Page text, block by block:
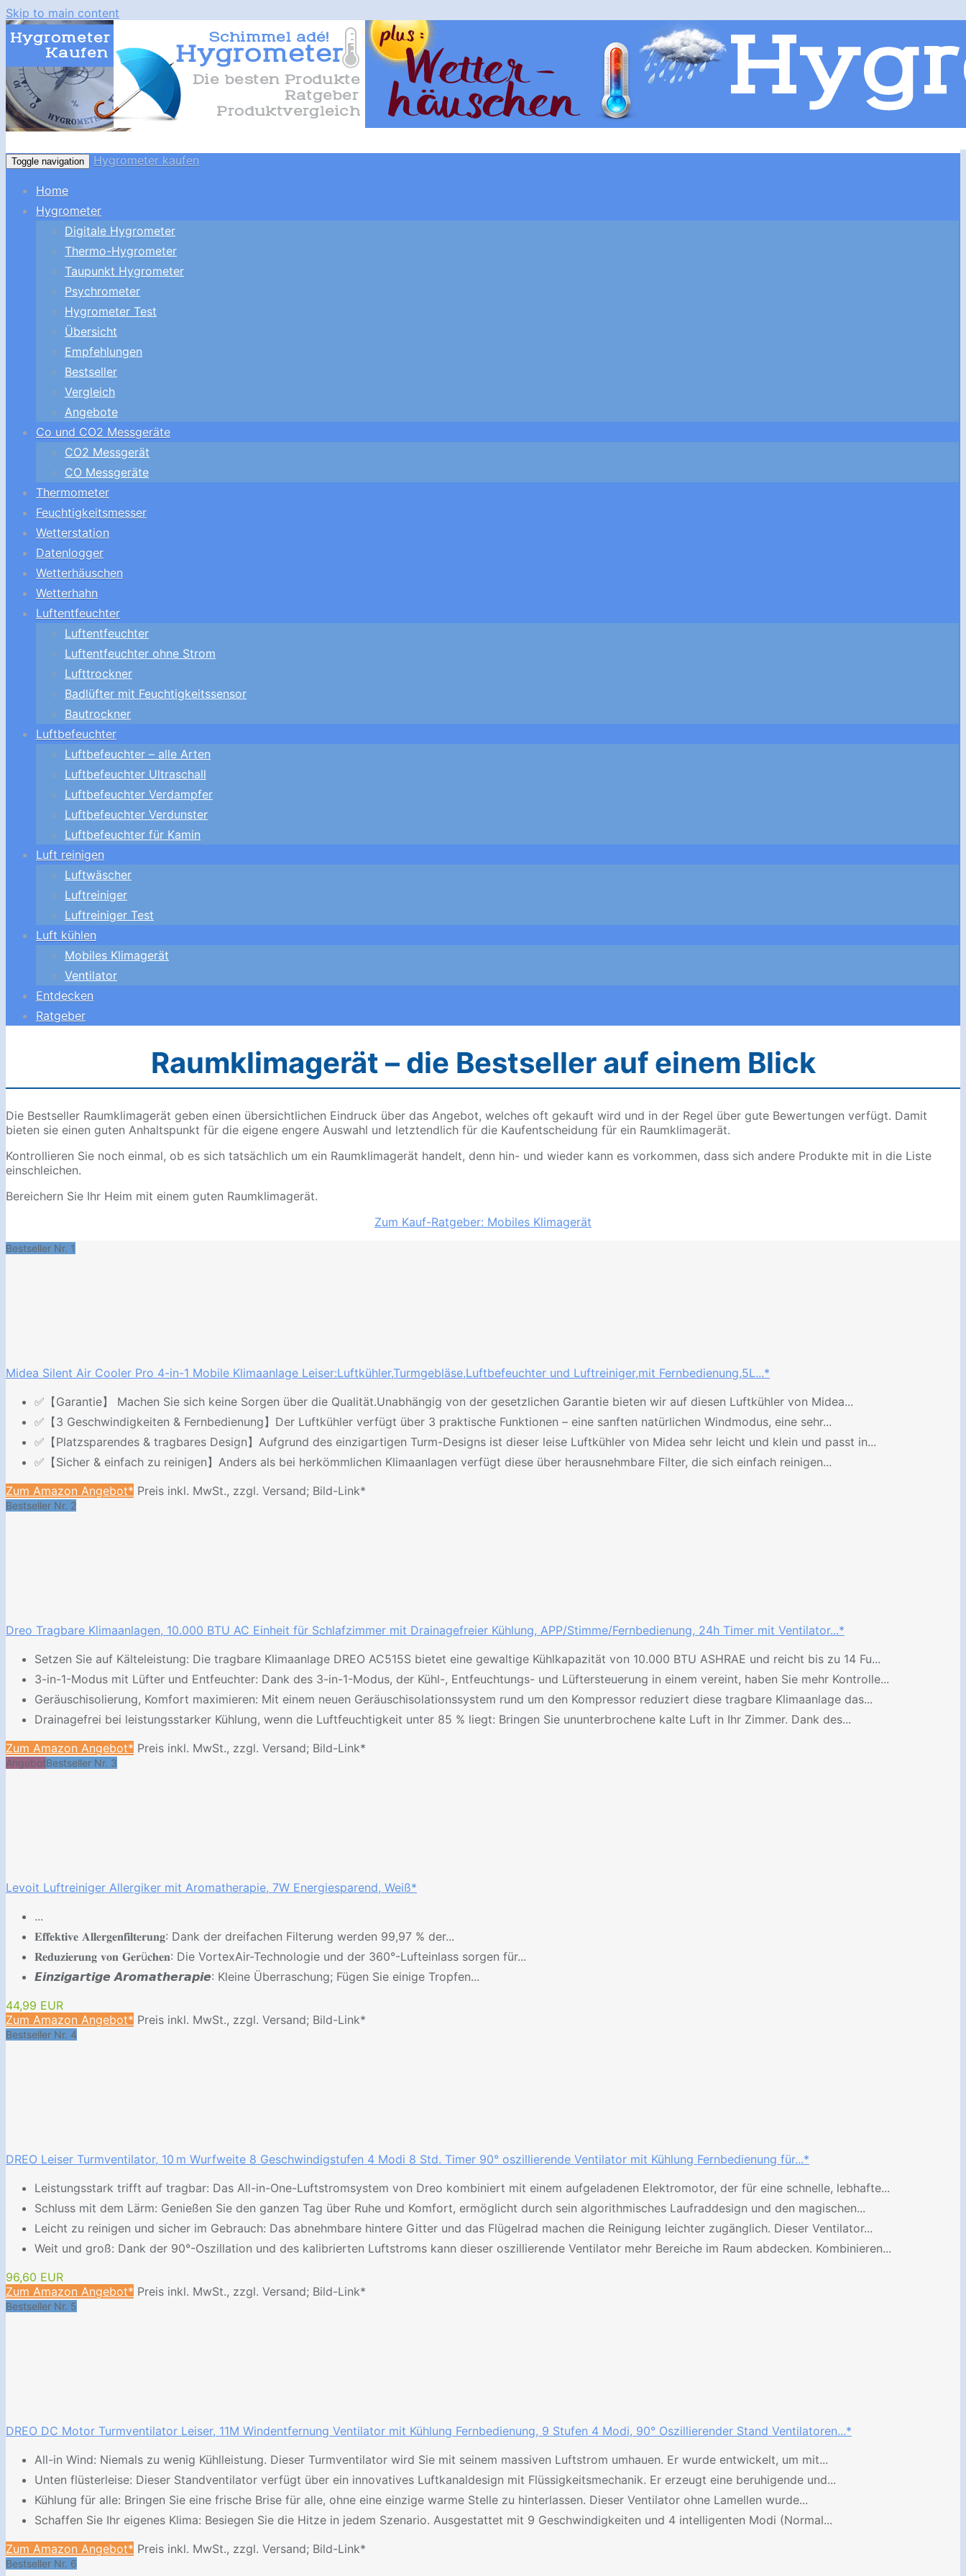
Skip to main content
Toggle navigation Hygrometer kaufen
Home
Hygrometer
Digitale Hygrometer
Thermo-Hygrometer
Taupunkt Hygrometer
Psychrometer
Hygrometer Test
Übersicht
Empfehlungen
Bestseller
Vergleich
Angebote
Co und CO2 Messgeräte
CO2 Messgerät
CO Messgeräte
Thermometer
Feuchtigkeitsmesser
Wetterstation
Datenlogger
Wetterhäuschen
Wetterhahn
Luftentfeuchter
Luftentfeuchter
Luftentfeuchter ohne Strom
Lufttrockner
Badlüfter mit Feuchtigkeitssensor
Bautrockner
Luftbefeuchter
Luftbefeuchter – alle Arten
Luftbefeuchter Ultraschall
Luftbefeuchter Verdampfer
Luftbefeuchter Verdunster
Luftbefeuchter für Kamin
Luft reinigen
Luftwäscher
Luftreiniger
Luftreiniger Test
Luft kühlen
Mobiles Klimagerät
Ventilator
Entdecken
Ratgeber
Raumklimagerät – die Bestseller auf einem Blick
Die Bestseller Raumklimagerät geben einen übersichtlichen Eindruck über das Angebot, welches oft gekauft wird und in der Regel über gute Bewertungen verfügt. Damit
bieten sie einen guten Anhaltspunkt für die eigene engere Auswahl und letztendlich für die Kaufentscheidung für ein Raumklimagerät.
Kontrollieren Sie noch einmal, ob es sich tatsächlich um ein Raumklimagerät handelt, denn hin- und wieder kann es vorkommen, dass sich andere Produkte mit in die Liste
einschleichen.
Bereichern Sie Ihr Heim mit einem guten Raumklimagerät.
Zum Kauf-Ratgeber: Mobiles Klimagerät
Bestseller Nr. 1
Midea Silent Air Cooler Pro 4-in-1 Mobile Klimaanlage Leiser:Luftkühler,Turmgebläse,Luftbefeuchter und Luftreiniger,mit Fernbedienung,5L...*
✅【Garantie】 Machen Sie sich keine Sorgen über die Qualität.Unabhängig von der gesetzlichen Garantie bieten wir auf diesen Luftkühler von Midea...
✅【3 Geschwindigkeiten & Fernbedienung】Der Luftkühler verfügt über 3 praktische Funktionen – eine sanften natürlichen Windmodus, eine sehr...
✅【Platzsparendes & tragbares Design】Aufgrund des einzigartigen Turm-Designs ist dieser leise Luftkühler von Midea sehr leicht und klein und passt in...
✅【Sicher & einfach zu reinigen】Anders als bei herkömmlichen Klimaanlagen verfügt diese über herausnehmbare Filter, die sich einfach reinigen...
Zum Amazon Angebot* Preis inkl. MwSt., zzgl. Versand; Bild-Link*
Bestseller Nr. 2
Dreo Tragbare Klimaanlagen, 10.000 BTU AC Einheit für Schlafzimmer mit Drainagefreier Kühlung, APP/Stimme/Fernbedienung, 24h Timer mit Ventilator...*
Setzen Sie auf Kälteleistung: Die tragbare Klimaanlage DREO AC515S bietet eine gewaltige Kühlkapazität von 10.000 BTU ASHRAE und reicht bis zu 14 Fu...
3-in-1-Modus mit Lüfter und Entfeuchter: Dank des 3-in-1-Modus, der Kühl-, Entfeuchtungs- und Lüftersteuerung in einem vereint, haben Sie mehr Kontrolle...
Geräuschisolierung, Komfort maximieren: Mit einem neuen Geräuschisolationssystem rund um den Kompressor reduziert diese tragbare Klimaanlage das...
Drainagefrei bei leistungsstarker Kühlung, wenn die Luftfeuchtigkeit unter 85 % liegt: Bringen Sie ununterbrochene kalte Luft in Ihr Zimmer. Dank des...
Zum Amazon Angebot* Preis inkl. MwSt., zzgl. Versand; Bild-Link*
AngebotBestseller Nr. 3
Levoit Luftreiniger Allergiker mit Aromatherapie, 7W Energiesparend, Weiß*
...
𝐄𝐟𝐟𝐞𝐤𝐭𝐢𝐯𝐞 𝐀𝐥𝐥𝐞𝐫𝐠𝐞𝐧𝐟𝐢𝐥𝐭𝐞𝐫𝐮𝐧𝐠: Dank der dreifachen Filterung werden 99,97 % der...
𝐑𝐞𝐝𝐮𝐳𝐢𝐞𝐫𝐮𝐧𝐠 𝐯𝐨𝐧 𝐆𝐞𝐫ü𝐜𝐡𝐞𝐧: Die VortexAir-Technologie und der 360°-Lufteinlass sorgen für...
𝙀𝙞𝙣𝙯𝙞𝙜𝙖𝙧𝙩𝙞𝙜𝙚 𝘼𝙧𝙤𝙢𝙖𝙩𝙝𝙚𝙧𝙖𝙥𝙞𝙚: Kleine Überraschung; Fügen Sie einige Tropfen...
44,99 EUR
Zum Amazon Angebot* Preis inkl. MwSt., zzgl. Versand; Bild-Link*
Bestseller Nr. 4
DREO Leiser Turmventilator, 10 m Wurfweite 8 Geschwindigstufen 4 Modi 8 Std. Timer 90° oszillierende Ventilator mit Kühlung Fernbedienung für...*
Leistungsstark trifft auf tragbar: Das All-in-One-Luftstromsystem von Dreo kombiniert mit einem aufgeladenen Elektromotor, der für eine schnelle, lebhafte...
Schluss mit dem Lärm: Genießen Sie den ganzen Tag über Ruhe und Komfort, ermöglicht durch sein algorithmisches Laufraddesign und den magischen...
Leicht zu reinigen und sicher im Gebrauch: Das abnehmbare hintere Gitter und das Flügelrad machen die Reinigung leichter zugänglich. Dieser Ventilator...
Weit und groß: Dank der 90°-Oszillation und des kalibrierten Luftstroms kann dieser oszillierende Ventilator mehr Bereiche im Raum abdecken. Kombinieren...
96,60 EUR
Zum Amazon Angebot* Preis inkl. MwSt., zzgl. Versand; Bild-Link*
Bestseller Nr. 5
DREO DC Motor Turmventilator Leiser, 11M Windentfernung Ventilator mit Kühlung Fernbedienung, 9 Stufen 4 Modi, 90° Oszillierender Stand Ventilatoren...*
All-in Wind: Niemals zu wenig Kühlleistung. Dieser Turmventilator wird Sie mit seinem massiven Luftstrom umhauen. Er wurde entwickelt, um mit...
Unten flüsterleise: Dieser Standventilator verfügt über ein innovatives Luftkanaldesign mit Flüssigkeitsmechanik. Er erzeugt eine beruhigende und...
Kühlung für alle: Bringen Sie eine frische Brise für alle, ohne eine einzige warme Stelle zu hinterlassen. Dieser Ventilator ohne Lamellen wurde...
Schaffen Sie Ihr eigenes Klima: Besiegen Sie die Hitze in jedem Szenario. Ausgestattet mit 9 Geschwindigkeiten und 4 intelligenten Modi (Normal...
Zum Amazon Angebot* Preis inkl. MwSt., zzgl. Versand; Bild-Link*
Bestseller Nr. 6